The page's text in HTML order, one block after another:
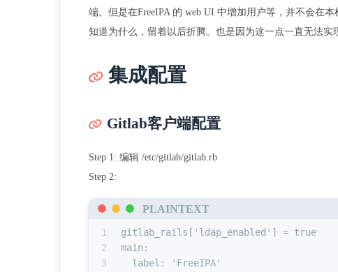
端。但是在FreeIPA 的 web UI 中增加用户等，并不会在
知道为什么，留着以后折腾。也是因为这一点一直无法实
集成配置
Gitlab客户端配置
Step 1: 编辑 /etc/gitlab/gitlab.rb
Step 2:
PLAINTEXT
1
2
3
gitlab_rails['ldap_enabled'] = true
main:
  label: 'FreeIPA'